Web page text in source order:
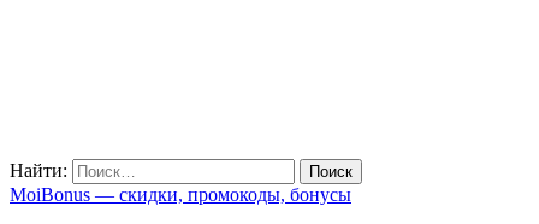
Найти:
MoiBonus — скидки, промокоды, бонусы